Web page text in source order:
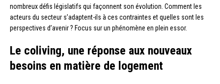
nombreux défis législatifs qui façonnent son évolution. Comment les
acteurs du secteur s’adaptent-ils à ces contraintes et quelles sont les
perspectives d’avenir ? Focus sur un phénomène en plein essor.
Le coliving, une réponse aux nouveaux
besoins en matière de logement